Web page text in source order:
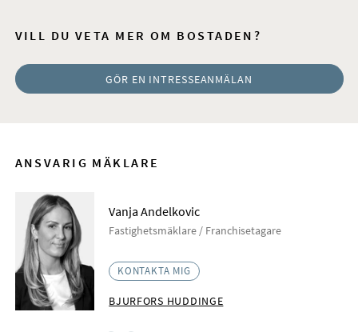
VILL DU VETA MER OM BOSTADEN?
GÖR EN INTRESSEANMÄLAN
ANSVARIG MÄKLARE
Vanja Andelkovic
Fastighetsmäklare / Franchisetagare
KONTAKTA MIG
BJURFORS HUDDINGE